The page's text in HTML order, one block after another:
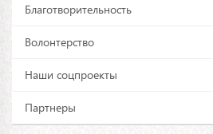
Благотворительность
Волонтерство
Наши соцпроекты
Партнеры